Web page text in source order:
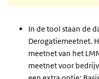
In de tool staan de
Derogatiemeetnet.
meetnet van het
meetnet voor